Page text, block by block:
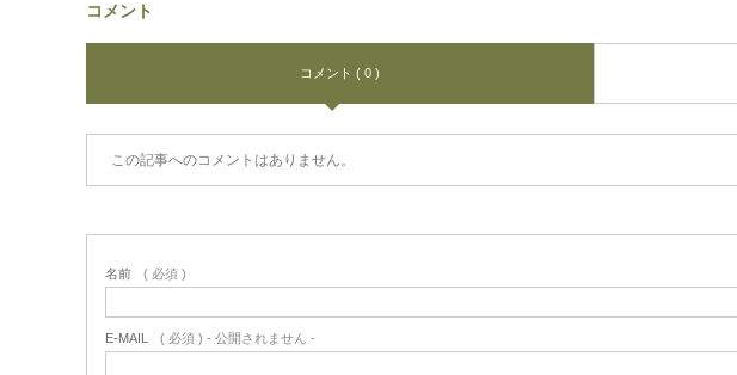
コメント
コメント ( 0 )
この記事へのコメントはありません。
名前 ( 必須 )
E-MAIL ( 必須 ) - 公開されません -